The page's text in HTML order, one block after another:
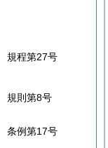
規程第27号
規則第8号
条例第17号